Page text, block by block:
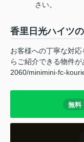
さい。
香里日光ハイツ
お客様への丁寧な対
らご紹介できる物件
2060/minimini-fc-
無料